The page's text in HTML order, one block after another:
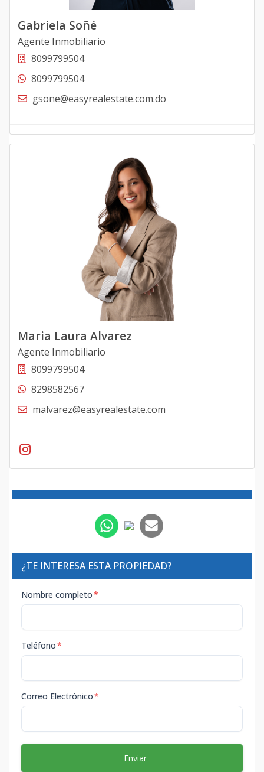
Gabriela Soñé
Agente Inmobiliario
8099799504
8099799504
gsone@easyrealestate.com.do
Maria Laura Alvarez
Agente Inmobiliario
8099799504
8298582567
malvarez@easyrealestate.com
¿TE INTERESA ESTA PROPIEDAD?
Nombre completo*
Teléfono*
Correo Electrónico*
Enviar